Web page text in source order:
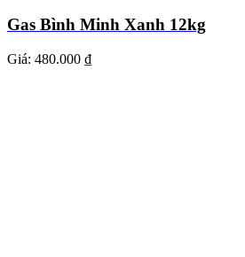
Gas Bình Minh Xanh 12kg
Giá: 480.000 ₫